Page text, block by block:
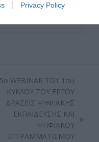
Privacy Policy
το webinar από το
5ο WEBINAR ΤΟΥ 1ου
ΚΥΚΛΟΥ ΤΟΥ ΕΡΓΟΥ
ΔΡΑΣΕΙΣ ΨΗΦΙΑΚΗΣ
ΕΚΠΑΙΔΕΥΣΗΣ ΚΑΙ
ΨΗΦΙΑΚΟΥ
ΕΓΓΡΑΜΜΑΤΙΣΜΟΥ